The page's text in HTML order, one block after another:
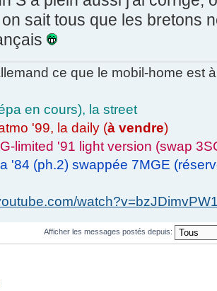
sait tous que les bretons
ce que le mobil-home est
en cours), la street
'99, la daily (à vendre)
limited '91 light version (swap
'84 (ph.2) swappée 7MGE
Afficher les messages postés depuis: